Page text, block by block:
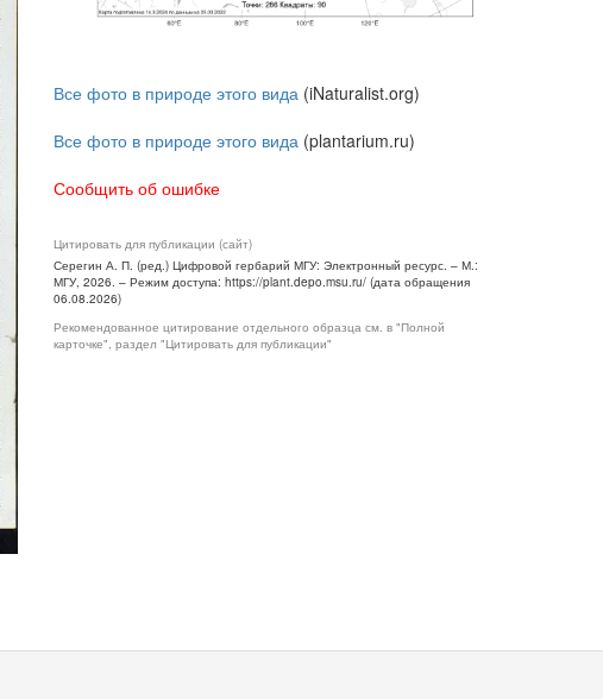
Все фото в природе этого вида (iNaturalist.org)
Все фото в природе этого вида (plantarium.ru)
Сообщить об ошибке
Цитировать для публикации (сайт)
Серегин А. П. (ред.) Цифровой гербарий МГУ: Электронный ресурс. – М.:
МГУ, 2026. – Режим доступа: https://plant.depo.msu.ru/ (дата обращения
06.08.2026)
Рекомендованное цитирование отдельного образца см. в "Полной
карточке", раздел "Цитировать для публикации"